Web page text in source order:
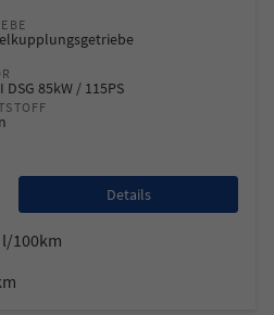
DSG 85kW / 115PS
Details
l/100km